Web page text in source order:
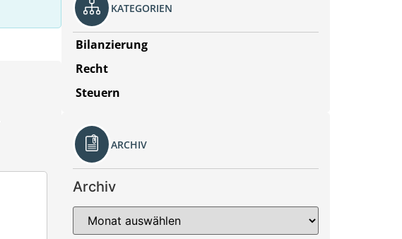
KATEGORIEN
Bilanzierung
Recht
Steuern
ARCHIV
Archiv